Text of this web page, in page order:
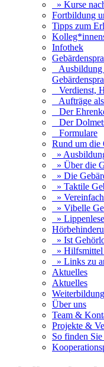
» Kurse
Fortbildung
Tipps zum
Infothek
Verdienst,
Aufträge
Der
Der
Formulare
Rund um die
»
» Über die
» Die
» Taktile
»
» Vibelle
»
» Ist
»
» Links zu
Aktuelles
Aktuelles
Über uns
Team &
Projekte &
So finden Sie